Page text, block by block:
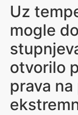
Uz
mogle
otvorilo
prava